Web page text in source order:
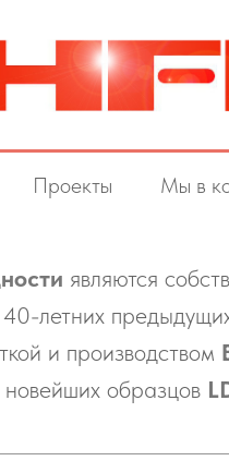
Проекты Мы в
являются
40-летних
и производством
образцов